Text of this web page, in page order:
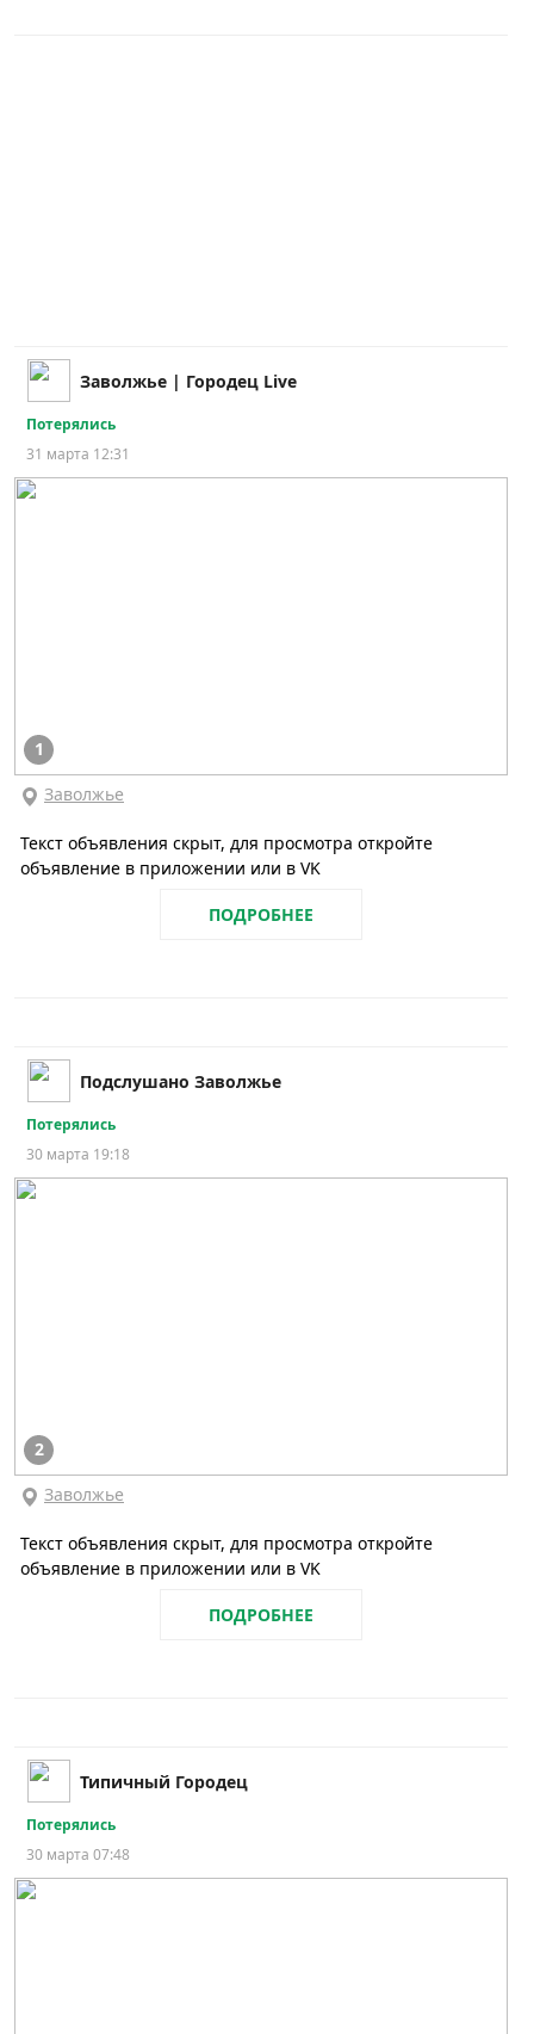
Заволжье | Городец Live
Потерялись
31 марта 12:31
1
Заволжье
Текст объявления скрыт, для просмотра откройте
объявление в приложении или в VK
ПОДРОБНЕЕ
Подслушано Заволжье
Потерялись
30 марта 19:18
2
Заволжье
Текст объявления скрыт, для просмотра откройте
объявление в приложении или в VK
ПОДРОБНЕЕ
Типичный Городец
Потерялись
30 марта 07:48